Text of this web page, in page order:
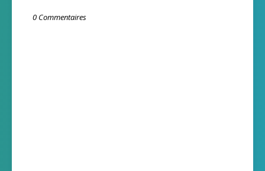
0 Commentaires